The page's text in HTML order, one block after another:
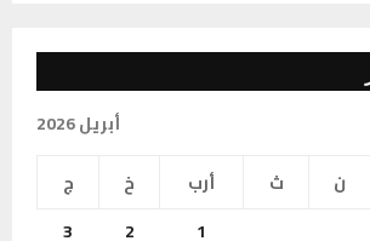
أبريل 2026
ن ث أرب خ
ج
1
2
3